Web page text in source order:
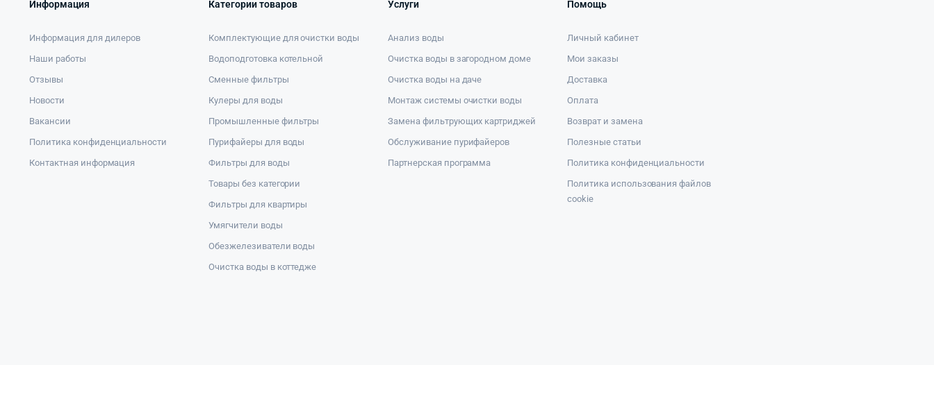
Информация
Информация для дилеров
Наши работы
Отзывы
Новости
Вакансии
Политика конфиденциальности
Контактная информация
Категории товаров
Комплектующие для очистки воды
Водоподготовка котельной
Сменные фильтры
Кулеры для воды
Промышленные фильтры
Пурифайеры для воды
Фильтры для воды
Товары без категории
Фильтры для квартиры
Умягчители воды
Обезжелезиватели воды
Очистка воды в коттедже
Услуги
Анализ воды
Очистка воды в загородном доме
Очистка воды на даче
Монтаж системы очистки воды
Замена фильтрующих картриджей
Обслуживание пурифайеров
Партнерская программа
Помощь
Личный кабинет
Мои заказы
Доставка
Оплата
Возврат и замена
Полезные статьи
Политика конфиденциальности
Политика использования файлов
cookie